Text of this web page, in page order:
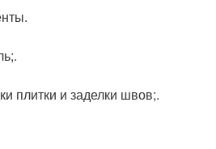
плитки и заделки швов;.